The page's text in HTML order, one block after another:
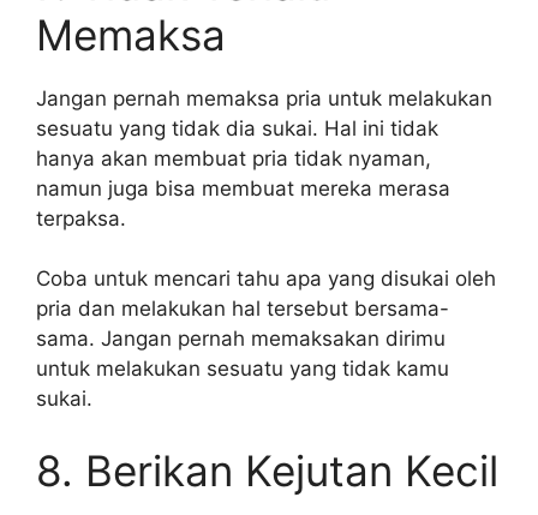
Memaksa
Jangan pernah memaksa pria untuk melakukan
sesuatu yang tidak dia sukai. Hal ini tidak
hanya akan membuat pria tidak nyaman,
namun juga bisa membuat mereka merasa
terpaksa.
Coba untuk mencari tahu apa yang disukai oleh
pria dan melakukan hal tersebut bersama-
sama. Jangan pernah memaksakan dirimu
untuk melakukan sesuatu yang tidak kamu
sukai.
8. Berikan Kejutan Kecil